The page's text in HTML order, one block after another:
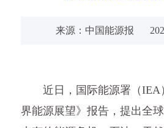
来源：中国能源报
近日，国际能源署（IEA
界能源展望》报告，提出全